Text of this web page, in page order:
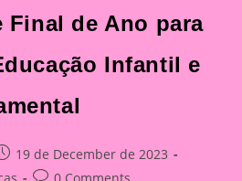
Final de Ano para
Infantil e
19 de December de 2023
Post